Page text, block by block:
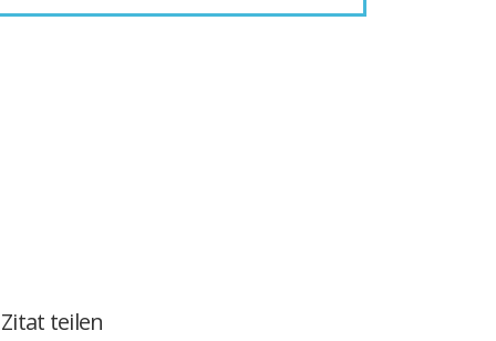
Zitat teilen